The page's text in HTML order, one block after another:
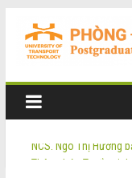
NCS. Ngô Thị Hường